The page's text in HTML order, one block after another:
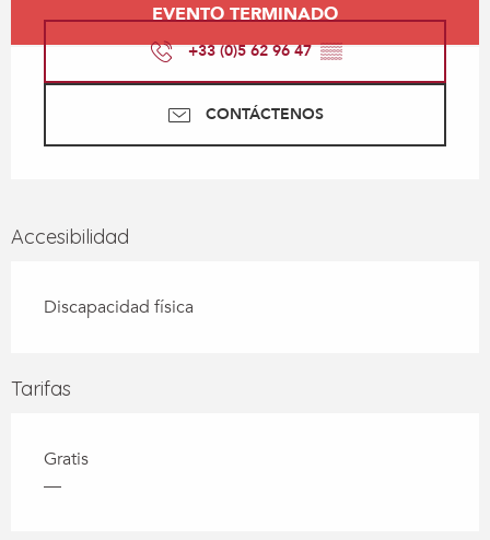
EVENTO TERMINADO
+33 (0)5 62 96 47▒▒
CONTÁCTENOS
Accesibilidad
Discapacidad física
Tarifas
Gratis
—